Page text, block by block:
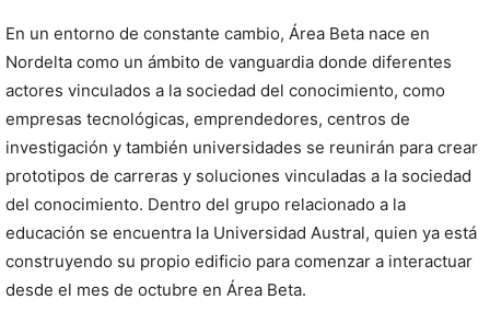
En un entorno de constante cambio, Área Beta nace en
Nordelta como un ámbito de vanguardia donde diferentes
actores vinculados a la sociedad del conocimiento, como
empresas tecnológicas, emprendedores, centros de
investigación y también universidades se reunirán para crear
prototipos de carreras y soluciones vinculadas a la sociedad
del conocimiento. Dentro del grupo relacionado a la
educación se encuentra la Universidad Austral, quien ya está
construyendo su propio edificio para comenzar a interactuar
desde el mes de octubre en Área Beta.